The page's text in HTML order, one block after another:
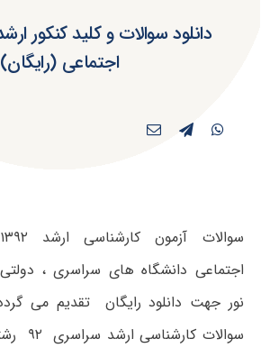
اجتماعی (رایگان)
اجتماعی دانشگاه های سراسری ، دولتی
نور جهت دانلود رایگان تقدیم می